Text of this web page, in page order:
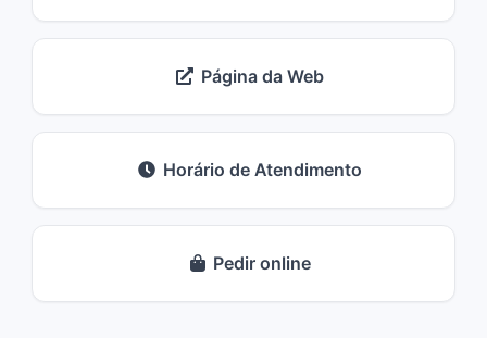
Página da Web
Horário de Atendimento
Pedir online